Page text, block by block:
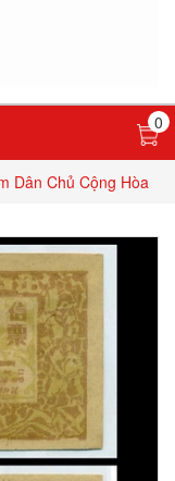
0
Dân Chủ Cộng Hòa